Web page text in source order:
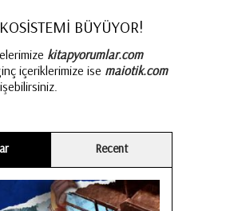
BÜYÜYOR!
kitapyorumlar.com
içeriklerimize ise maiotik.com
Recent